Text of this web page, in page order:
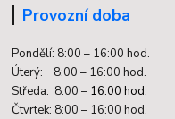
Provozní doba
Pondělí: 8:00 – 16:00 hod.
Úterý: 8:00 – 16:00 hod.
Středa: 8:00 – 16:00 hod.
Čtvrtek: 8:00 – 16:00 hod.